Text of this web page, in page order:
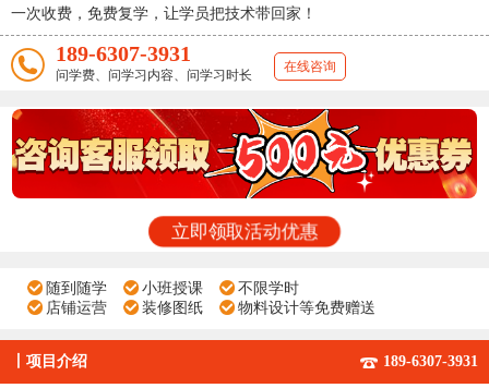
一次收费，免费复学，让学员把技术带回家！
189-6307-3931
问学费、问学习内容、问学习时长
在线咨询
立即领取活动优惠
随到随学 小班授课
不限学时
店铺运营
装修图纸 物料设计等免费赠送
项目介绍 189-6307-3931